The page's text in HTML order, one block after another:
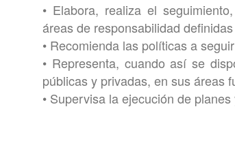
• Elabora, realiza el
áreas de responsabilidad definidas
• Recomienda las políticas a
• Representa, cuando así se
públicas y privadas, en sus áreas
• Supervisa la ejecución de